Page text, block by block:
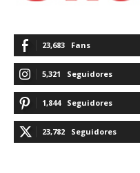
23,683 Fans
5,321 Seguidores
1,844 Seguidores
23,782 Seguidores